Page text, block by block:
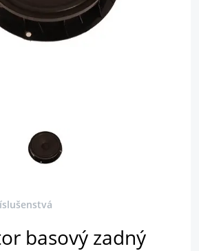
basový zadný